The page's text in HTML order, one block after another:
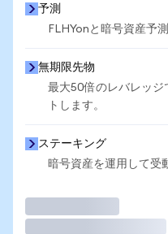
予測
FLHYonと暗号資産予
無期限先物
最大50倍のレバレッジ
トします。
ステーキング
暗号資産を運用して受